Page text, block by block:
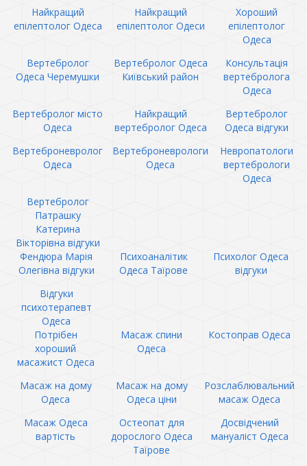
Найкращий
епілептолог Одеса
Найкращий
епілептолог Одеси
Хороший
епілептолог
Одеса
Вертебролог
Одеса Черемушки
Вертебролог Одеса
Київський район
Консультація
вертебролога
Одеса
Вертебролог місто
Одеса
Найкращий
вертебролог Одеса
Вертебролог
Одеса відгуки
Вертеброневролог
Одеса
Вертеброневрологи
Одеса
Невропатологи
вертебрологи
Одеса
Вертебролог
Патрашку
Катерина
Вікторівна відгуки
Фендюра Марія
Олегівна відгуки
Психоаналітик
Одеса Таїрове
Психолог Одеса
відгуки
Відгуки
психотерапевт
Одеса
Потрібен
хороший
масажист Одеса
Масаж спини
Одеса
Костоправ Одеса
Масаж на дому
Одеса
Масаж на дому
Одеса ціни
Розслаблювальний
масаж Одеса
Масаж Одеса
вартість
Остеопат для
дорослого Одеса
Таїрове
Досвідчений
мануаліст Одеса